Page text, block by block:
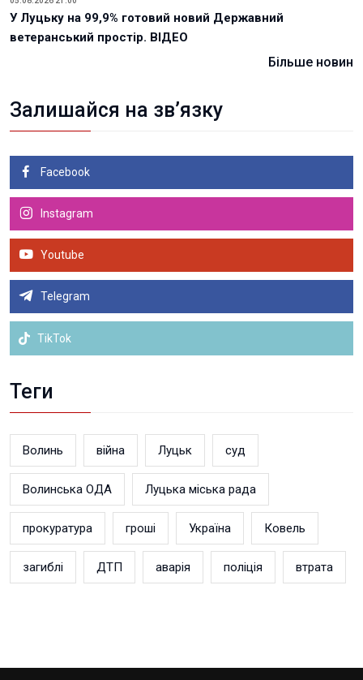
У Луцьку на 99,9% готовий новий Державний
ветеранський простір. ВІДЕО
Більше новин
Залишайся на зв’язку
Facebook
Instagram
Youtube
Telegram
TikTok
Теги
Волинь війна Луцьк суд
Волинська ОДА Луцька міська рада
прокуратура гроші Україна Ковель
загиблі ДТП аварія поліція втрата